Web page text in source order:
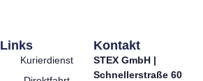
Links
Kurierdienst
Kontakt
STEX GmbH |
Schnellerstraße 60